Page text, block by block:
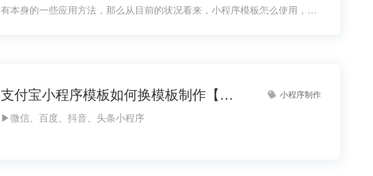
有本身的一些应用方法，那么从目前的状况看来，小程序模板怎么使用，它
支付宝小程序模板如何换模板制作【支付宝小程序模板如何换模板怎么做】 小程序制作
▶微信、百度、抖音、头条小程序